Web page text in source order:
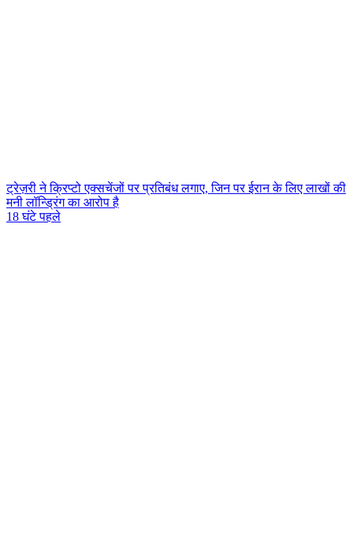
ट्रेज़री ने क्रिप्टो एक्सचेंजों पर प्रतिबंध लगाए, जिन पर ईरान के लिए लाखों की
मनी लॉन्ड्रिंग का आरोप है
18 घंटे पहले